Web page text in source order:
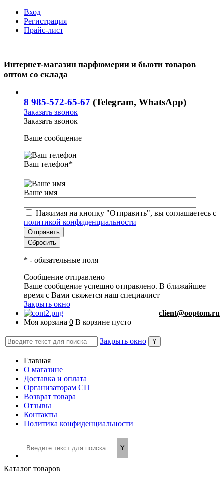
Вход
Регистрация
Прайс-лист
Интернет-магазин парфюмерии и бьюти товаров
оптом со склада
8 985-572-65-67 (Telegram, WhatsApp)
Заказать звонок
Заказать звонок
Ваше сообщение
Ваш телефон*
Ваше имя
Нажимая на кнопку "Отправить", вы соглашаетесь с
политикой конфиденциальности
* - обязательные поля
Сообщение отправлено
Ваше сообщение успешно отправлено. В ближайшее
время с Вами свяжется наш специалист
Закрыть окно
client@ooptom.ru
Моя корзина 0 В корзине пусто
Закрыть окно
Главная
О магазине
Доставка и оплата
Организаторам СП
Возврат товара
Отзывы
Контакты
Политика конфиденциальности
Каталог товаров